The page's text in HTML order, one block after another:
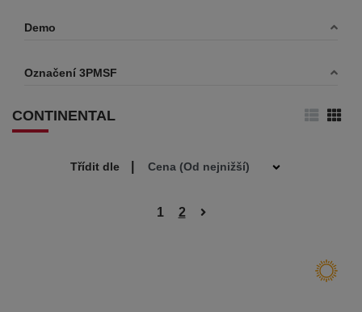
Demo
Označení 3PMSF
CONTINENTAL
Třídit dle
1 2